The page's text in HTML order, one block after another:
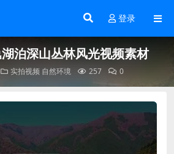
登录
泊深山丛林风光视频素材
实拍视频 自然环境 257 0